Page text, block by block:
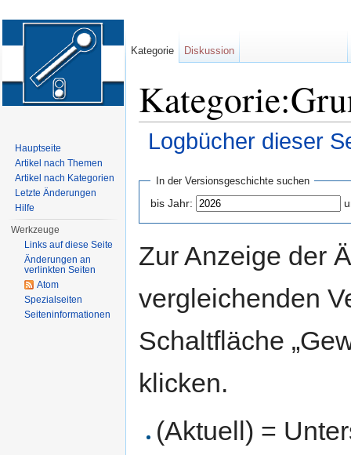
Logbücher dieser
In der Versionsgeschichte suchen
bis Jahr:
Zur Anzeige der
vergleichenden
Schaltfläche
klicken.
(Aktuell) =
Kategorie Diskussion
Hauptseite
Artikel nach Themen
Artikel nach Kategorien
Letzte Änderungen
Hilfe
Werkzeuge
Links auf diese Seite
Änderungen an
verlinkten Seiten
Atom
Spezialseiten
Seiten­informationen